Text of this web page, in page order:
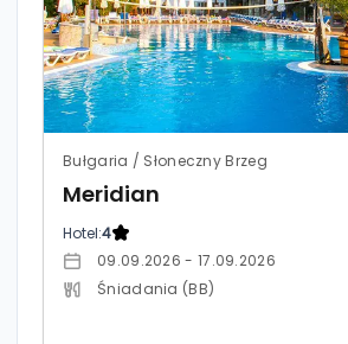
Bułgaria / Słoneczny Brzeg
Meridian
Hotel:4
09.09.2026 - 17.09.2026
Śniadania (BB)